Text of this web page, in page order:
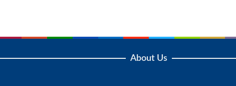
About Us